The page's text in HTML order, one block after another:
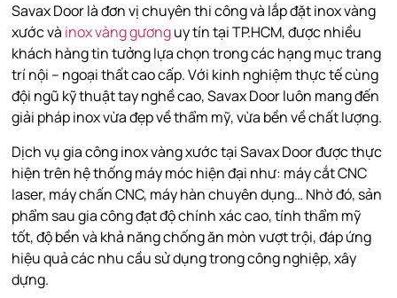
Savax Door là đơn vị chuyên thi công và lắp đặt inox vàng
xước và inox vàng gươnguy tín tại TP.HCM, được nhiều
khách hàng tin tưởng lựa chọn trong các hạng mục trang
trí nội – ngoại thất cao cấp. Với kinh nghiệm thực tế cùng
đội ngũ kỹ thuật tay nghề cao, Savax Door luôn mang đến
giải pháp inox vừa đẹp về thẩm mỹ, vừa bền về chất lượng.
Dịch vụ gia công inox vàng xước tại Savax Door được thực
hiện trên hệ thống máy móc hiện đại như: máy cắt CNC
laser, máy chấn CNC, máy hàn chuyên dụng… Nhờ đó, sản
phẩm sau gia công đạt độ chính xác cao, tính thẩm mỹ
tốt, độ bền và khả năng chống ăn mòn vượt trội, đáp ứng
hiệu quả các nhu cầu sử dụng trong công nghiệp, xây
dựng.